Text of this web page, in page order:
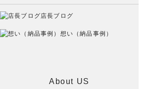
店長ブログ
想い（納品事例）
About US